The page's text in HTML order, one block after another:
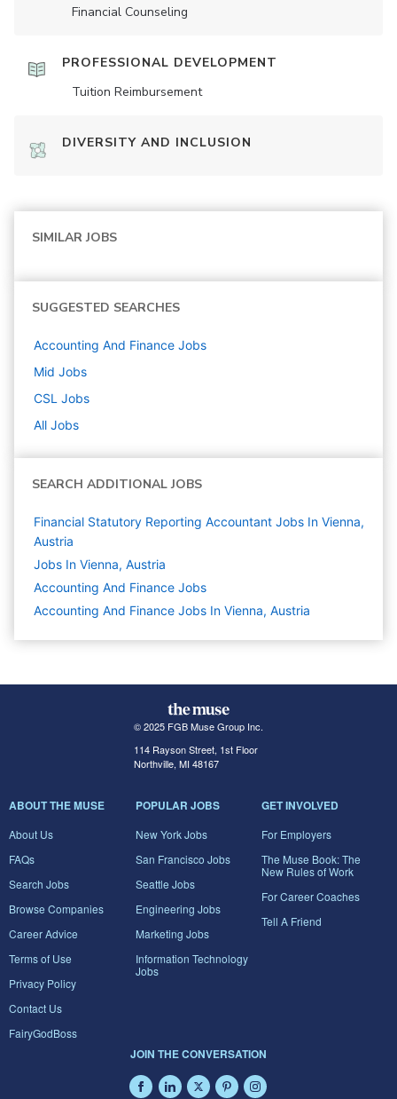
Financial Counseling
PROFESSIONAL DEVELOPMENT
Tuition Reimbursement
DIVERSITY AND INCLUSION
SIMILAR JOBS
SUGGESTED SEARCHES
Accounting And Finance Jobs
Mid Jobs
CSL Jobs
All Jobs
SEARCH ADDITIONAL JOBS
Financial Statutory Reporting Accountant Jobs In Vienna,
Austria
Jobs In Vienna, Austria
Accounting And Finance Jobs
Accounting And Finance Jobs In Vienna, Austria
© 2025 FGB Muse Group Inc.
114 Rayson Street, 1st Floor
Northville, MI 48167
ABOUT THE MUSE
About Us
FAQs
Search Jobs
Browse Companies
Career Advice
Terms of Use
Privacy Policy
Contact Us
FairyGodBoss
POPULAR JOBS
New York Jobs
San Francisco Jobs
Seattle Jobs
Engineering Jobs
Marketing Jobs
Information Technology
Jobs
GET INVOLVED
For Employers
The Muse Book: The
New Rules of Work
For Career Coaches
Tell A Friend
JOIN THE CONVERSATION